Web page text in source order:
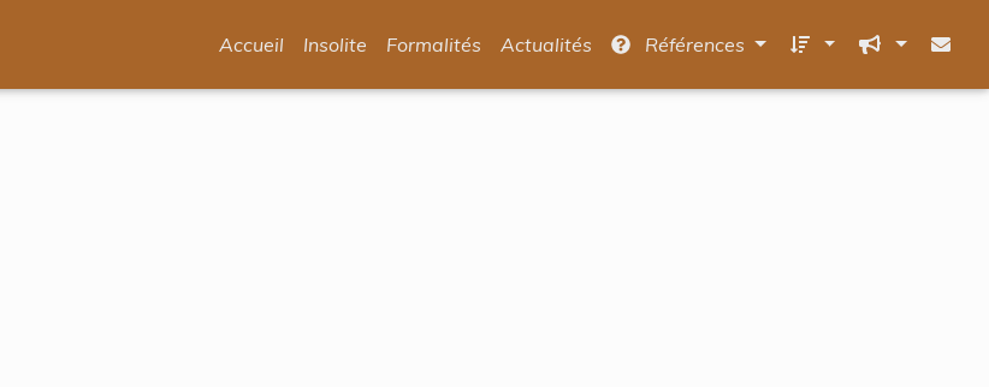
Accueil Insolite Formalités Actualités Références